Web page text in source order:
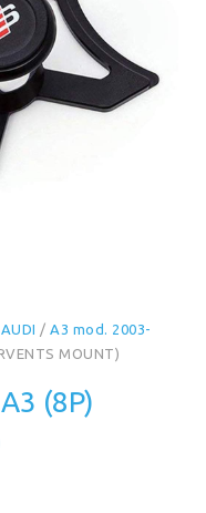
AUDI /A3 mod. 2003-
MOUNT)
(8P)